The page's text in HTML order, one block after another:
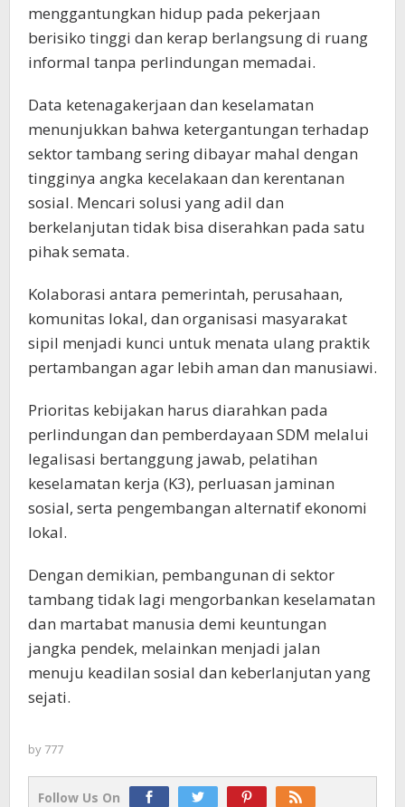
menggantungkan hidup pada pekerjaan
berisiko tinggi dan kerap berlangsung di ruang
informal tanpa perlindungan memadai.
Data ketenagakerjaan dan keselamatan
menunjukkan bahwa ketergantungan terhadap
sektor tambang sering dibayar mahal dengan
tingginya angka kecelakaan dan kerentanan
sosial. Mencari solusi yang adil dan
berkelanjutan tidak bisa diserahkan pada satu
pihak semata.
Kolaborasi antara pemerintah, perusahaan,
komunitas lokal, dan organisasi masyarakat
sipil menjadi kunci untuk menata ulang praktik
pertambangan agar lebih aman dan manusiawi.
Prioritas kebijakan harus diarahkan pada
perlindungan dan pemberdayaan SDM melalui
legalisasi bertanggung jawab, pelatihan
keselamatan kerja (K3), perluasan jaminan
sosial, serta pengembangan alternatif ekonomi
lokal.
Dengan demikian, pembangunan di sektor
tambang tidak lagi mengorbankan keselamatan
dan martabat manusia demi keuntungan
jangka pendek, melainkan menjadi jalan
menuju keadilan sosial dan keberlanjutan yang
sejati.
by 777
Follow Us On